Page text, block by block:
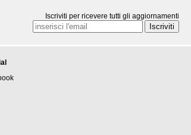
Iscriviti per ricevere tutti gli aggiornamenti